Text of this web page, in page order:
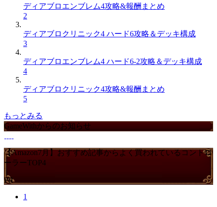
ディアブロエンブレム4攻略&報酬まとめ
2
ディアブロクリニック4 ハード6攻略＆デッキ構成
3
ディアブロエンブレム4 ハード6-2攻略＆デッキ構成
4
ディアブロクリニック4攻略&報酬まとめ
5
もっとみる
GameWithからのお知らせ
【Amazon7月】おすすめ記事からよく買われているコントロ
ーラーTOP4
PR
1